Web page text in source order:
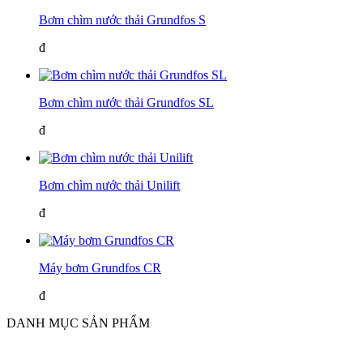
Bơm chìm nước thải Grundfos S
đ
Bơm chìm nước thải Grundfos SL
đ
Bơm chìm nước thải Unilift
đ
Máy bơm Grundfos CR
đ
DANH MỤC SẢN PHẨM